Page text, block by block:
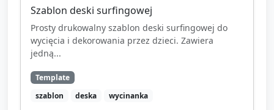
Szablon deski surfingowej
Prosty drukowalny szablon deski surfingowej do
wycięcia i dekorowania przez dzieci. Zawiera
jedną...
Template
szablon
deska wycinanka